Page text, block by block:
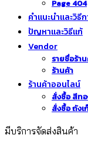
Page 404
คำแนะนำและวิธี
ปัญหาและวิธีแก้
Vendor
รายชื่อร้า
ร้านค้า
ร้านค้าออนไลน์
สั่งซื้อ สีทอ
สั่งซื้อ ถังเ
มีบริการจัดส่งสินค้า